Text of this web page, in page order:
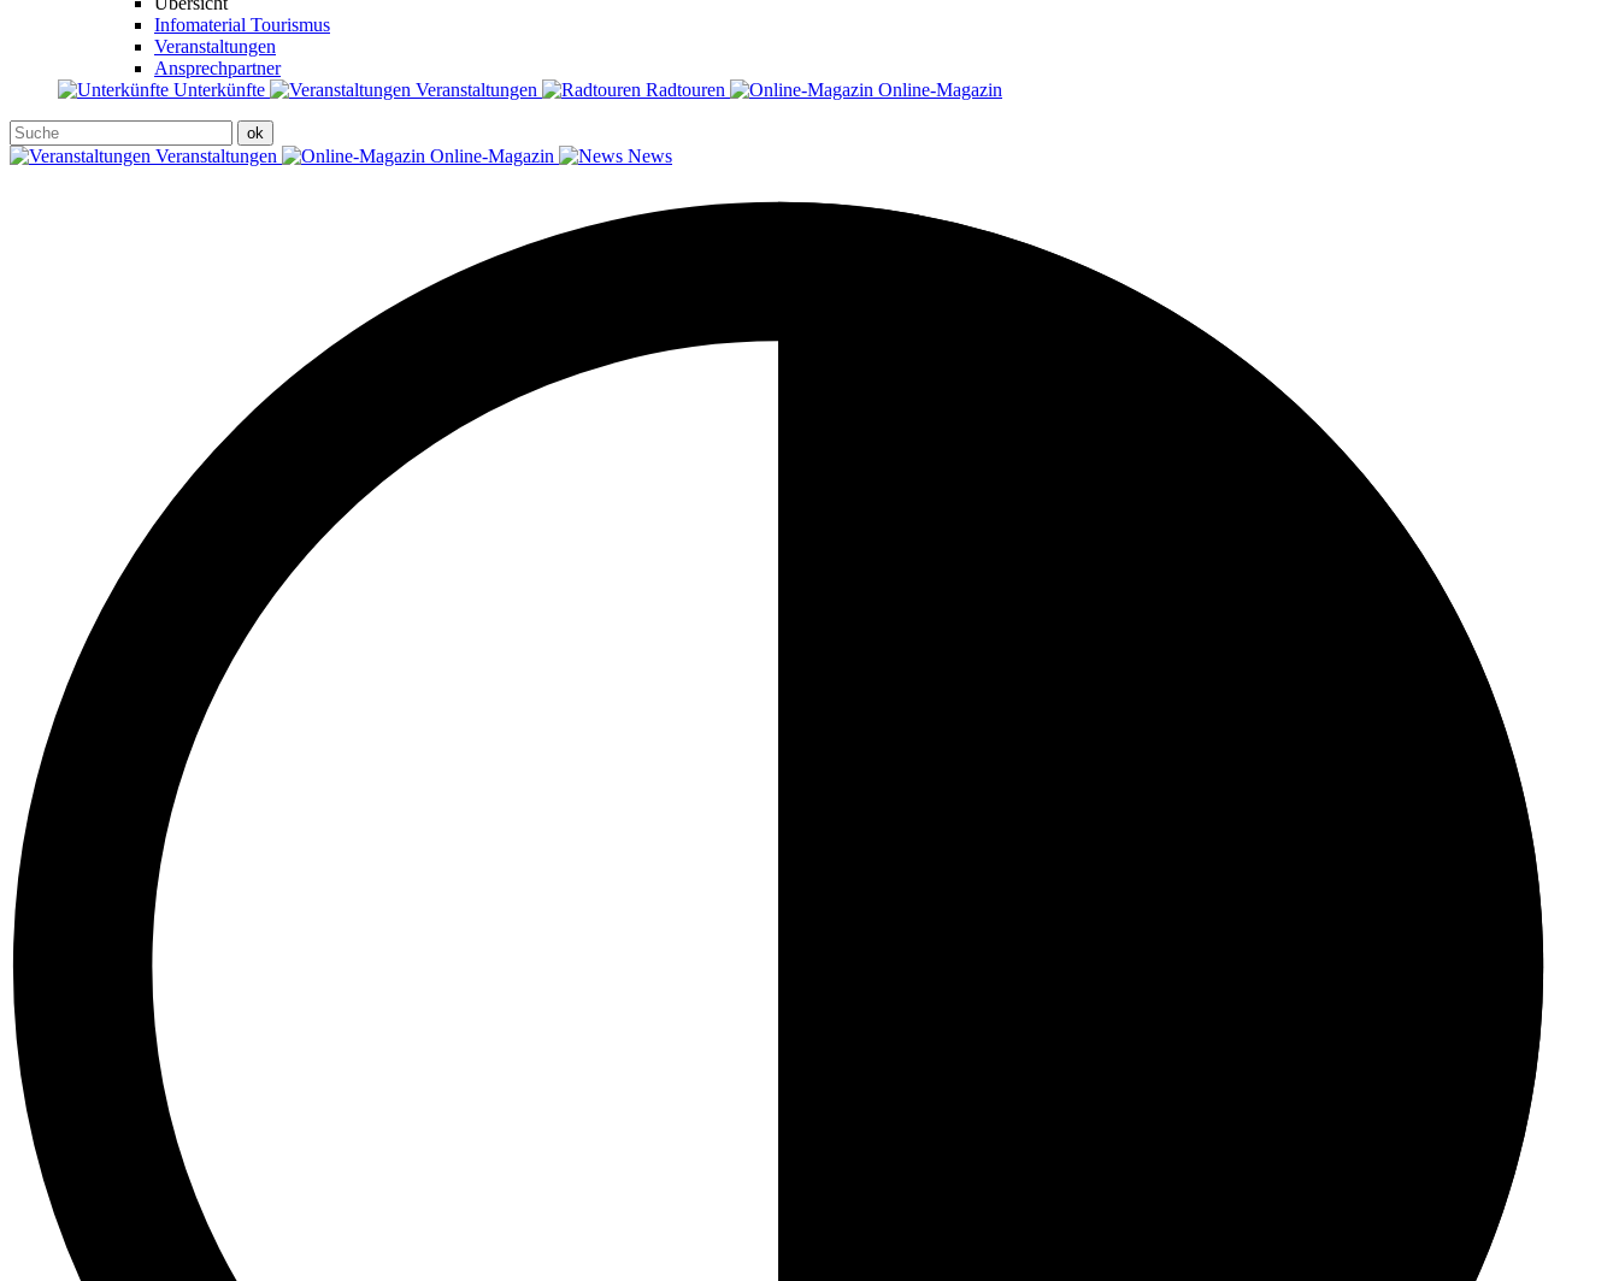
Infomaterial Tourismus
Veranstaltungen
Ansprechpartner
Unterkünfte
Veranstaltungen Radtouren Online-Magazin
Veranstaltungen Online-Magazin News